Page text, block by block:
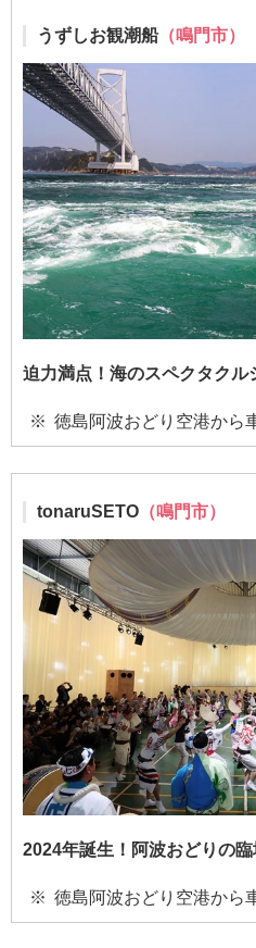
うずしお観潮船（鳴門市）
迫力満点！海のスペクタクル
徳島阿波おどり空港から
tonaruSETO （鳴門市）
2024年誕生！阿波おどりの
徳島阿波おどり空港から